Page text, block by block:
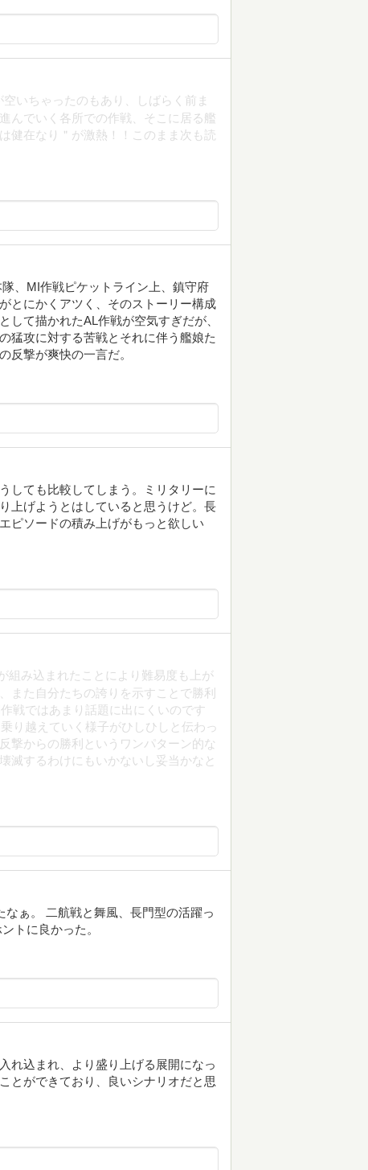
いちゃったのもあり、しばらく前ま
んでいく各所での作戦、そこに居る艦
健在なり＂が激熱！！このまま次も読
、MI作戦ピケットライン上、鎮守府
とにかくアツく、そのストーリー構成
して描かれたAL作戦が空気すぎだが、
猛攻に対する苦戦とそれに伴う艦娘た
反撃が爽快の一言だ。
しても比較してしまう。ミリタリーに
上げようとはしていると思うけど。長
ピソードの積み上げがもっと欲しい
組み込まれたことにより難易度も上が
また自分たちの誇りを示すことで勝利
戦ではあまり話題に出にくいのです
り越えていく様子がひしひしと伝わっ
撃からの勝利というワンパターン的な
滅するわけにもいかないし妥当かなと
ぁ。 二航戦と舞風、長門型の活躍っ
トに良かった。
れ込まれ、より盛り上げる展開になっ
とができており、良いシナリオだと思